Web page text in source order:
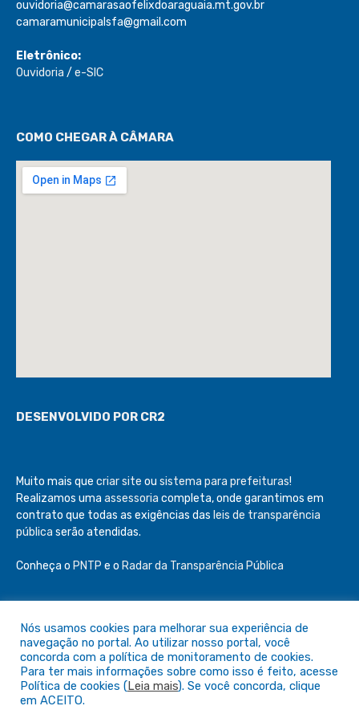
ouvidoria@camarasaofelixdoaraguaia.mt.gov.br
camaramunicipalsfa@gmail.com
Eletrônico:
Ouvidoria / e-SIC
COMO CHEGAR À CÂMARA
DESENVOLVIDO POR CR2
Muito mais que criar site ou sistema para prefeituras!
Realizamos uma assessoria completa, onde garantimos em
contrato que todas as exigências das leis de transparência
pública serão atendidas.
Conheça o PNTP e o Radar da Transparência Pública
Todos os direitos reservados a Câmara de São Félix do Araguaia
Mapa do Site
Acessar Área Administrativa
Nós usamos cookies para melhorar sua experiência de
navegação no portal. Ao utilizar nosso portal, você
concorda com a política de monitoramento de cookies.
Para ter mais informações sobre como isso é feito, acesse
Política de cookies (Leia mais). Se você concorda, clique
em ACEITO.